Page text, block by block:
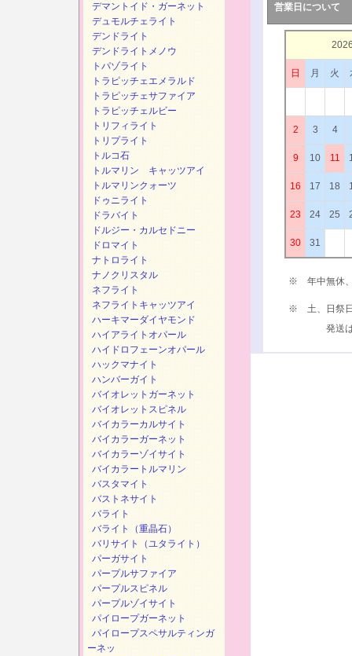
営業日について
日 月 火
2 3 4
9 10 11
16 17 18
23 24 25
30 31
※ 年中無休、
※ 土、日祭日
発送は、
デマントイド・ガーネット
デュモルチェライト
デンドライト
デンドライトメノウ
トパゾライト
トラピッチェエメラルド
トラピッチェサファイア
トラピッチェルビー
トリフィライト
トリプライト
トルコ石
トルマリン キャッツアイ
トルマリンクォーツ
ドゥニライト
ドラバイト
ドルジー・カルセドニー
ドロマイト
ナトロライト
ナノクリスタル
ネフライト
ネフライトキャッツアイ
ハーキマーダイヤモンド
ハイアライトオパール
ハイドロフェーンオパール
ハックマナイト
ハンバーガイト
バイオレットガーネット
バイオレットスピネル
バイカラーカルサイト
バイカラーガーネット
バイカラーゾイサイト
バイカラートルマリン
バスタマイト
バストネサイト
バライト
バライト（重晶石）
バリサイト（ユタライト）
パーガサイト
パープルサファイア
パープルスピネル
パープルゾイサイト
パイロープガーネット
パイロープスペサルティンガ
ーネッ